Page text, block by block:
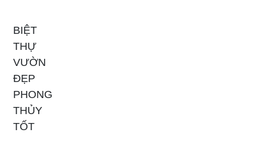
BIỆT
THỰ
VƯỜN
ĐẸP
PHONG
THỦY
TỐT